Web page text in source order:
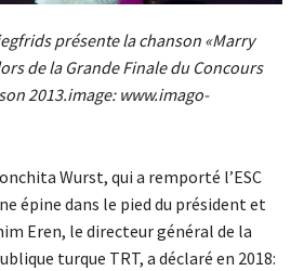
présente la chanson «Marry
de la Grande Finale du Concours
2013.image: www.imago-
Wurst, qui a remporté l’ESC
épine dans le pied du président et
Eren, le directeur général de la
turque TRT, a déclaré en 2018: